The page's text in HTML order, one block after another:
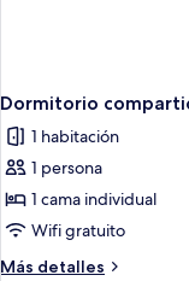
Dormitorio
1 habitación
1 persona
1 cama individual
Wifi gratuito
Más detalles
Más